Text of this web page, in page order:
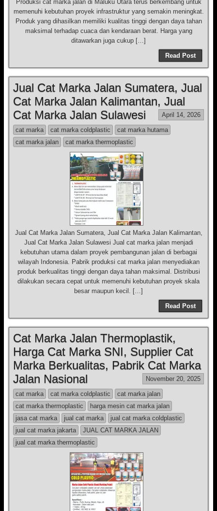
Produksi cat marka jalan di Maluku Utara terus berkembang untuk
memenuhi kebutuhan proyek infrastruktur yang semakin meningkat.
Produk yang dihasilkan memiliki kualitas tinggi dengan daya tahan
maksimal terhadap cuaca dan kendaraan berat. Harga yang
ditawarkan juga cukup […]
Read Post
Jual Cat Marka Jalan Sumatera, Jual
Cat Marka Jalan Kalimantan, Jual
Cat Marka Jalan Sulawesi
April 14, 2026
cat marka cat marka coldplastic
cat marka hutama
cat marka jalan
cat marka thermoplastic
Jual Cat Marka Jalan Sumatera, Jual Cat Marka Jalan Kalimantan,
Jual Cat Marka Jalan Sulawesi Jual cat marka jalan menjadi
kebutuhan utama dalam proyek pembangunan jalan di berbagai
wilayah Indonesia. Pabrik produksi cat marka jalan menyediakan
produk berkualitas tinggi dengan daya tahan maksimal. Distribusi
dilakukan secara cepat untuk memenuhi kebutuhan proyek skala
besar maupun kecil. […]
Read Post
Cat Marka Jalan Thermoplastik,
Harga Cat Marka SNI, Supplier Cat
Marka Berkualitas, Pabrik Cat Marka
Jalan Nasional
November 20, 2025
cat marka cat marka coldplastic
cat marka jalan
cat marka thermoplastic
harga mesin cat marka jalan
jasa cat marka
jual cat marka
jual cat marka coldplastic
jual cat marka jakarta
JUAL CAT MARKA JALAN
jual cat marka thermoplastic